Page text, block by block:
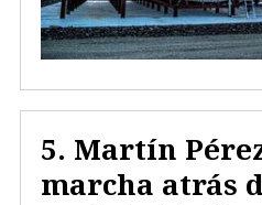
Martín
marcha atrás